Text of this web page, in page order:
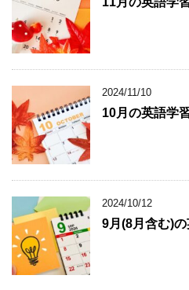
2024/11/10
10月の英語学
2024/10/12
9月(8月含む)